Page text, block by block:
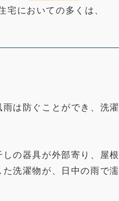
宅においての多くは、
は防ぐことができ、洗濯
の器具が外部寄り、屋根
洗濯物が、日中の雨で濡